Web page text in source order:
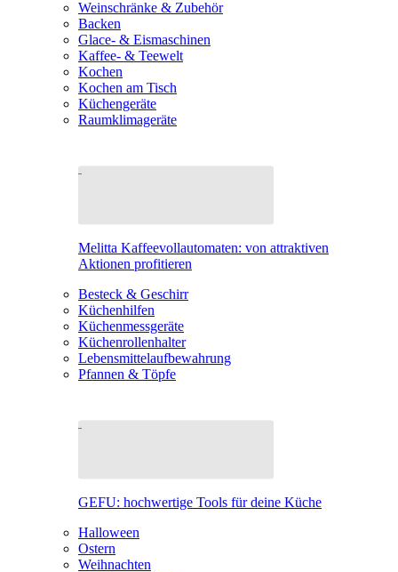
Weinschränke & Zubehör
Backen
Glace- & Eismaschinen
Kaffee- & Teewelt
Kochen
Kochen am Tisch
Küchengeräte
Raumklimageräte
Melitta Kaffeevollautomaten: von attraktiven
Aktionen profitieren
Besteck & Geschirr
Küchenhilfen
Küchenmessgeräte
Küchenrollenhalter
Lebensmittelaufbewahrung
Pfannen & Töpfe
GEFU: hochwertige Tools für deine Küche
Halloween
Ostern
Weihnachten